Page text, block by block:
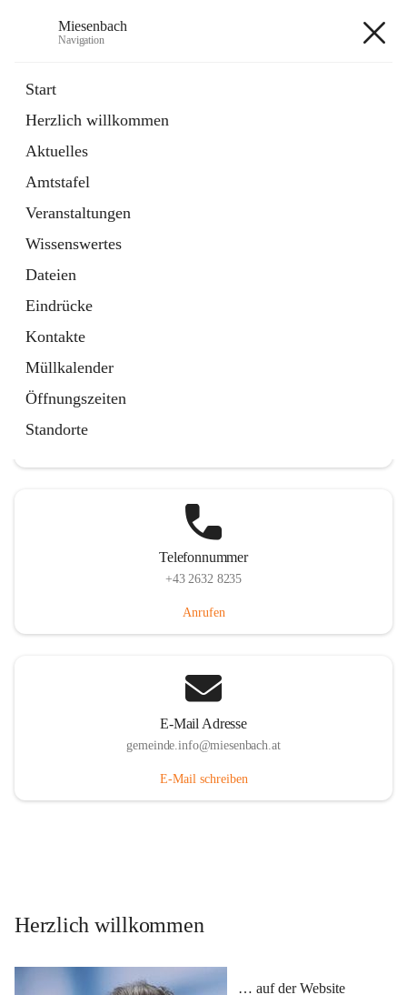
Miesenbach
Navigation
Start
Herzlich willkommen
Aktuelles
Amtstafel
Veranstaltungen
Wissenswertes
Dateien
Eindrücke
Kontakte
Müllkalender
Öffnungszeiten
Standorte
Externe Webseite
in
Tab
Region Schneebergland
Externe Webseite
öffnet
in
neuem
Tab
Telefonnummer
+43 2632 8235
Anrufen
E-Mail Adresse
gemeinde.info@miesenbach.at
E-Mail schreiben
Herzlich willkommen
… auf der Website